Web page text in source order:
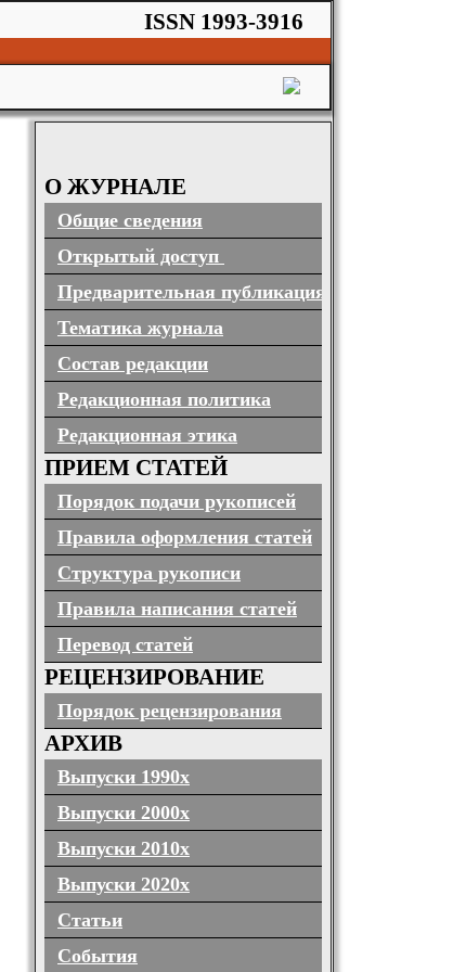
ISSN 1993-3916
О ЖУРНАЛЕ
Общие сведения
Открытый доступ
Предварительная публикация
Тематика журнала
Состав редакции
Редакционная политика
Редакционная этика
ПРИЕМ СТАТЕЙ
Порядок подачи рукописей
Правила оформления статей
Структура рукописи
Правила написания статей
Перевод статей
РЕЦЕНЗИРОВАНИЕ
Порядок рецензирования
АРХИВ
Выпуски 1990х
Выпуски 2000х
Выпуски 2010х
Выпуски 2020х
Статьи
События